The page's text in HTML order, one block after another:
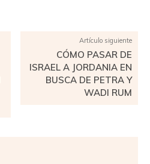
Artículo siguiente
CÓMO PASAR DE
ISRAEL A JORDANIA EN
BUSCA DE PETRA Y
WADI RUM